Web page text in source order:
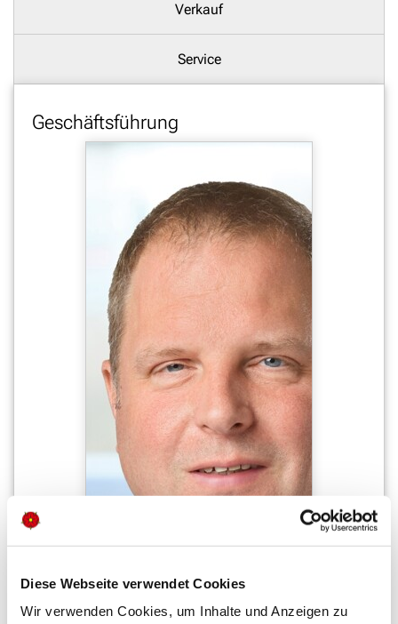
Diese Webseite verwendet Cookies
Wir verwenden Cookies, um Inhalte und Anzeigen zu
Verkauf
Service
Geschäftsführung